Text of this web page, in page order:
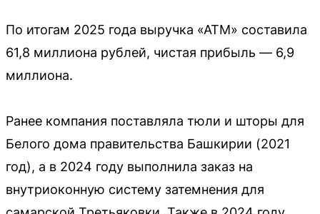
По итогам 2025 года выручка «АТМ» составила
61,8 миллиона рублей, чистая прибыль — 6,9
миллиона.
Ранее компания поставляла тюли и шторы для
Белого дома правительства Башкирии (2021
год), а в 2024 году выполнила заказ на
внутриоконную систему затемнения для